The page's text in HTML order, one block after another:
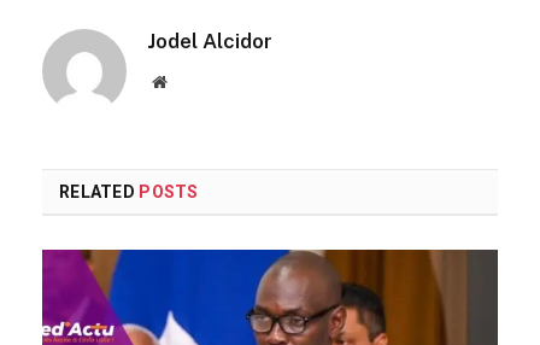
Jodel Alcidor
Website
RELATED POSTS